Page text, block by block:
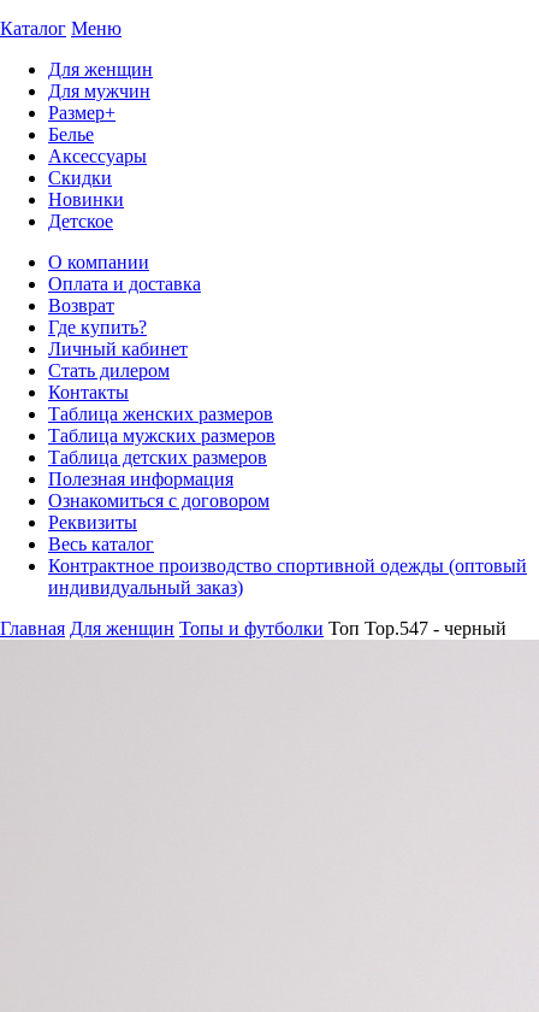
Каталог Меню
Для женщин
Для мужчин
Размер+
Белье
Аксессуары
Скидки
Новинки
Детское
О компании
Оплата и доставка
Возврат
Где купить?
Личный кабинет
Стать дилером
Контакты
Таблица женских размеров
Таблица мужских размеров
Таблица детских размеров
Полезная информация
Ознакомиться с договором
Реквизиты
Весь каталог
Контрактное производство спортивной одежды (оптовый
индивидуальный заказ)
Главная Для женщин Топы и футболки Топ Top.547 - черный